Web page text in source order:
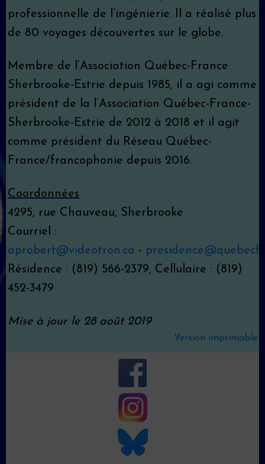
professionnelle de l’ingénierie. Il a réalisé plus
de 80 voyages découvertes sur le globe.
Membre de l’Association Québec-France
Sherbrooke-Estrie depuis 1985, il a agi comme
président de la l’Association Québec-France-
Sherbrooke-Estrie de 2012 à 2018 et il agit
comme président du Réseau Québec-
France/francophonie depuis 2016.
Coordonnées
4295, rue Chauveau, Sherbrooke
Courriel :
aprobert@videotron.ca -
Résidence : (819) 566-2379, Cellulaire : (819)
452-3479
Mise à jour le 28 août 2019
Version imprimable